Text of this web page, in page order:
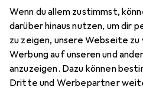
Wenn du allem zustimmst,
darüber hinaus nutzen, um dir
zu zeigen, unsere Webseite
Werbung auf unseren und
anzuzeigen. Dazu können
Dritte und Werbepartner
Preis in EUR inkl. MwSt.
Bewertungen